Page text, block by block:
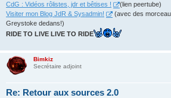
CdG : Vidéos rôlistes, jdr et bêtises !
(lien peertube)
Visiter mon Blog JdR & Sysadmin!
(avec des
Greystoke dedans!)
RIDE TO LIVE LIVE TO RIDE
Bimkiz
Secrétaire adjoint
Re: Retour aux sources 2.0